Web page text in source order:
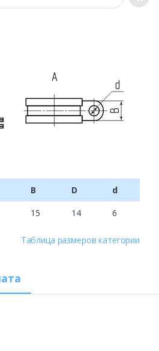
B D
d
15 14 6
Таблица размеров категории